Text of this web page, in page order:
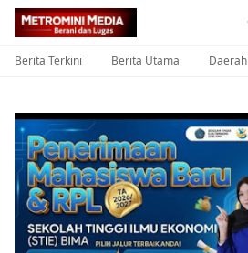
Berita Terkini Berita Utama Daerah